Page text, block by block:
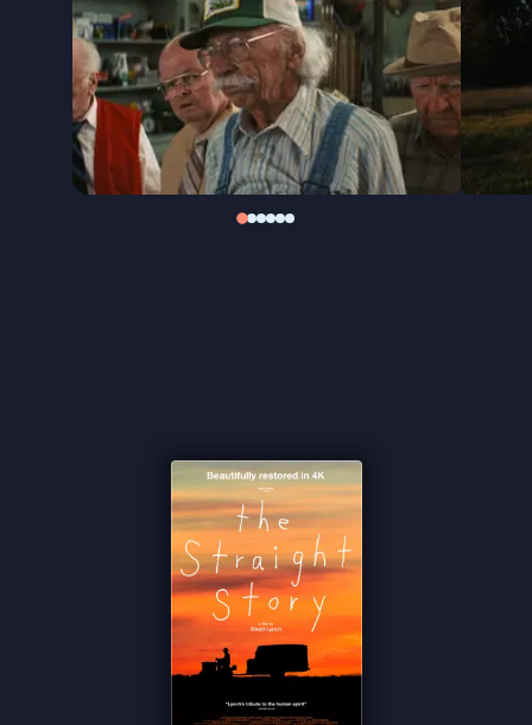
gezien als Lynch’ meest toegankelijke film. Na de
première in Cannes zei Lynch zelf: “Ik denk dat je
kan zeggen dat dit heel iets anders is dan de
dingen die ik hiervoor heb gedaan.”